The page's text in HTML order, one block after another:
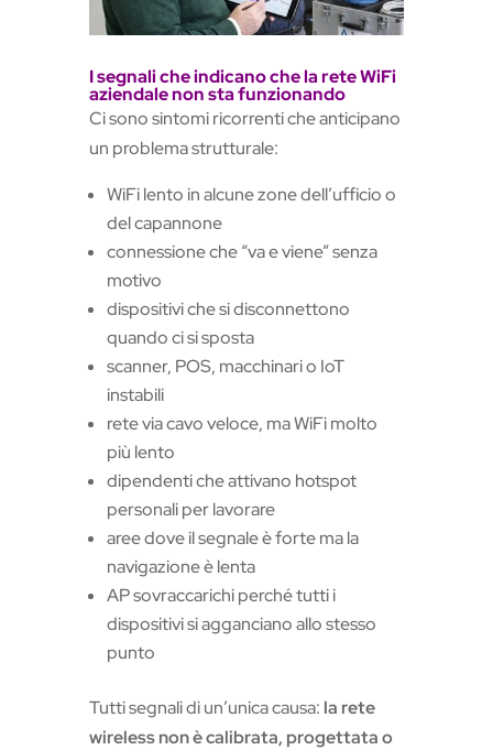
I segnali che indicano che la rete WiFi
aziendale non sta funzionando
Ci sono sintomi ricorrenti che anticipano
un problema strutturale:
WiFi lento in alcune zone dell’ufficio o
del capannone
connessione che “va e viene” senza
motivo
dispositivi che si disconnettono
quando ci si sposta
scanner, POS, macchinari o IoT
instabili
rete via cavo veloce, ma WiFi molto
più lento
dipendenti che attivano hotspot
personali per lavorare
aree dove il segnale è forte ma la
navigazione è lenta
AP sovraccarichi perché tutti i
dispositivi si agganciano allo stesso
punto
Tutti segnali di un’unica causa: la rete
wireless non è calibrata, progettata o